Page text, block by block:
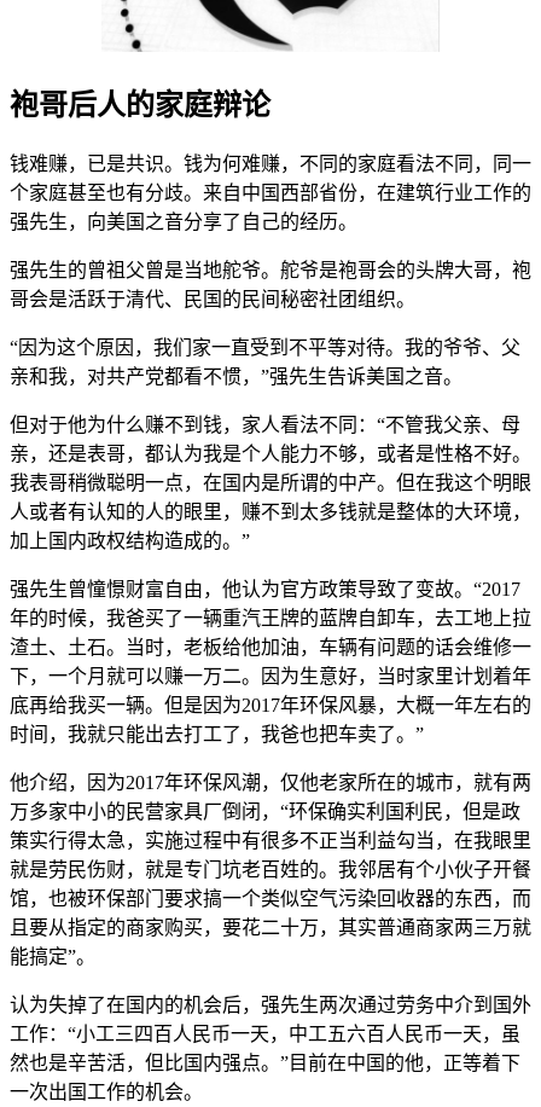
袍哥后人的家庭辩论
钱难赚，已是共识。钱为何难赚，不同的家庭看法不同，同一
个家庭甚至也有分歧。来自中国西部省份，在建筑行业工作的
强先生，向美国之音分享了自己的经历。
强先生的曾祖父曾是当地舵爷。舵爷是袍哥会的头牌大哥，袍
哥会是活跃于清代、民国的民间秘密社团组织。
“因为这个原因，我们家一直受到不平等对待。我的爷爷、父
亲和我，对共产党都看不惯，”强先生告诉美国之音。
但对于他为什么赚不到钱，家人看法不同：“不管我父亲、母
亲，还是表哥，都认为我是个人能力不够，或者是性格不好。
我表哥稍微聪明一点，在国内是所谓的中产。但在我这个明眼
人或者有认知的人的眼里，赚不到太多钱就是整体的大环境，
加上国内政权结构造成的。”
强先生曾憧憬财富自由，他认为官方政策导致了变故。“2017
年的时候，我爸买了一辆重汽王牌的蓝牌自卸车，去工地上拉
渣土、土石。当时，老板给他加油，车辆有问题的话会维修一
下，一个月就可以赚一万二。因为生意好，当时家里计划着年
底再给我买一辆。但是因为2017年环保风暴，大概一年左右的
时间，我就只能出去打工了，我爸也把车卖了。”
他介绍，因为2017年环保风潮，仅他老家所在的城市，就有两
万多家中小的民营家具厂倒闭，“环保确实利国利民，但是政
策实行得太急，实施过程中有很多不正当利益勾当，在我眼里
就是劳民伤财，就是专门坑老百姓的。我邻居有个小伙子开餐
馆，也被环保部门要求搞一个类似空气污染回收器的东西，而
且要从指定的商家购买，要花二十万，其实普通商家两三万就
能搞定”。
认为失掉了在国内的机会后，强先生两次通过劳务中介到国外
工作：“小工三四百人民币一天，中工五六百人民币一天，虽
然也是辛苦活，但比国内强点。”目前在中国的他，正等着下
一次出国工作的机会。